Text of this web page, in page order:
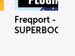
Freqport -